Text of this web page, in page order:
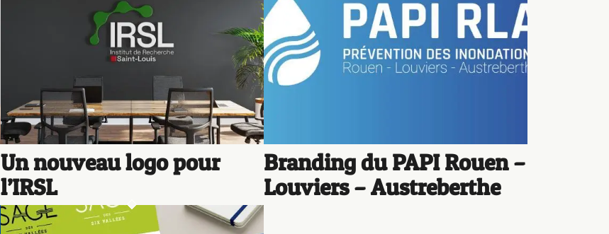
Un nouveau logo pour
l’IRSL
Branding du PAPI Rouen –
Louviers – Austreberthe